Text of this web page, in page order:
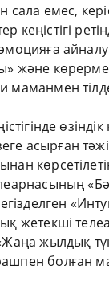
сала емес,
кеңістігі
және
маманмен
асырған
жетекші
жылдық
болған